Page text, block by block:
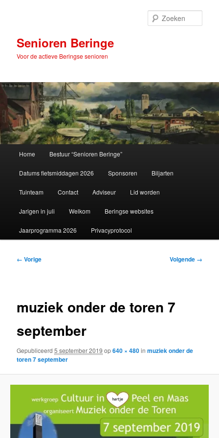
inhoudSenioren Beringe
Voor de actieve Beringse senioren
Home Bestuur “Senioren Beringe”
Datums fietsmiddagen 2026 Sponsoren Biljarten
Tuinteam Contact Adviseur Lid worden
Jarigen in juli Welkom Beringse websites
Jaarprogramma 2026 Privacyprotocol
Afbeeldingsnavigatie
← Vorige Volgende →
muziek onder de toren 7
september
Gepubliceerd5 september 2019 op640 × 480inmuziek onder de
toren 7 september